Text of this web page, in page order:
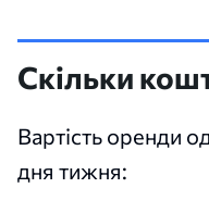
Скільки
Вартість оренди
дня тижня: